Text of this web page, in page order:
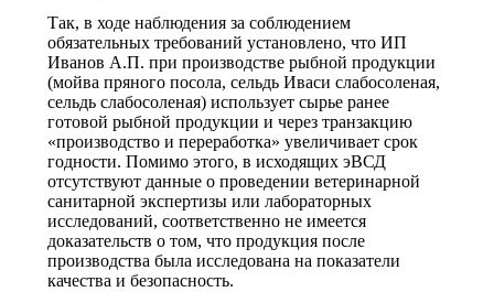
Так, в ходе наблюдения за соблюдением
обязательных требований установлено, что ИП
Иванов А.П. при производстве рыбной продукции
(мойва пряного посола, сельдь Иваси слабосоленая,
сельдь слабосоленая) использует сырье ранее
готовой рыбной продукции и через транзакцию
«производство и переработка» увеличивает срок
годности. Помимо этого, в исходящих эВСД
отсутствуют данные о проведении ветеринарной
санитарной экспертизы или лабораторных
исследований, соответственно не имеется
доказательств о том, что продукция после
производства была исследована на показатели
качества и безопасность.